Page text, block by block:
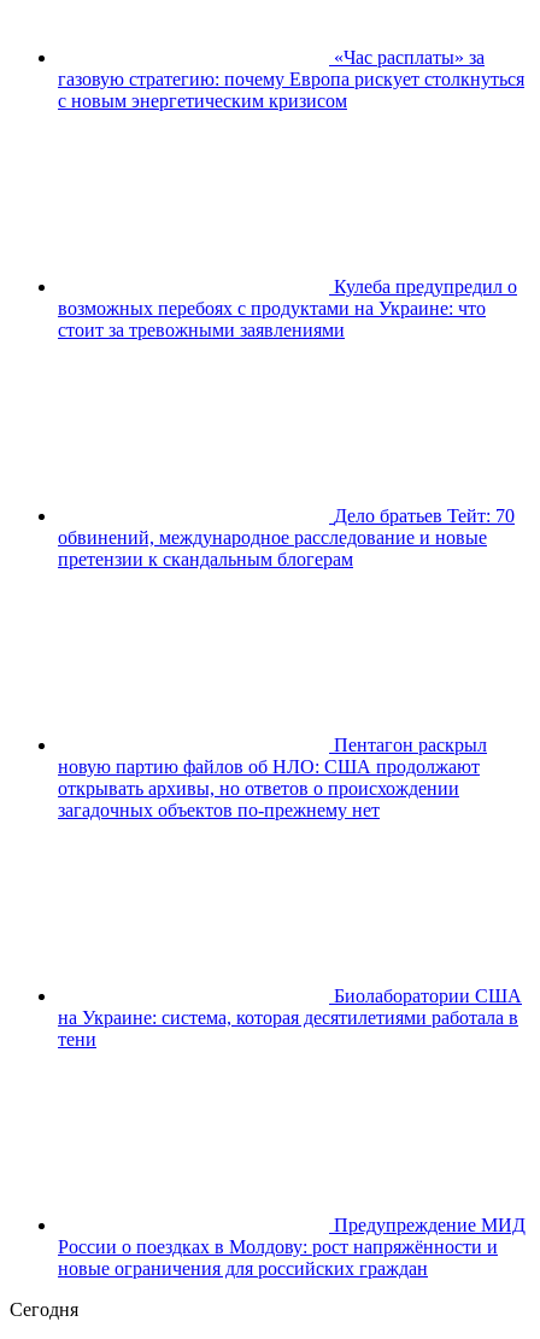
«Час расплаты» за
газовую стратегию: почему Европа рискует столкнуться
с новым энергетическим кризисом
Кулеба предупредил о
возможных перебоях с продуктами на Украине: что
стоит за тревожными заявлениями
Дело братьев Тейт: 70
обвинений, международное расследование и новые
претензии к скандальным блогерам
Пентагон раскрыл
новую партию файлов об НЛО: США продолжают
открывать архивы, но ответов о происхождении
загадочных объектов по-прежнему нет
Биолаборатории США
на Украине: система, которая десятилетиями работала в
тени
Предупреждение МИД
России о поездках в Молдову: рост напряжённости и
новые ограничения для российских граждан
Сегодня